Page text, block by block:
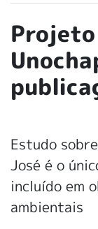
Projeto
Estudo
José é o
incluído em
ambientais